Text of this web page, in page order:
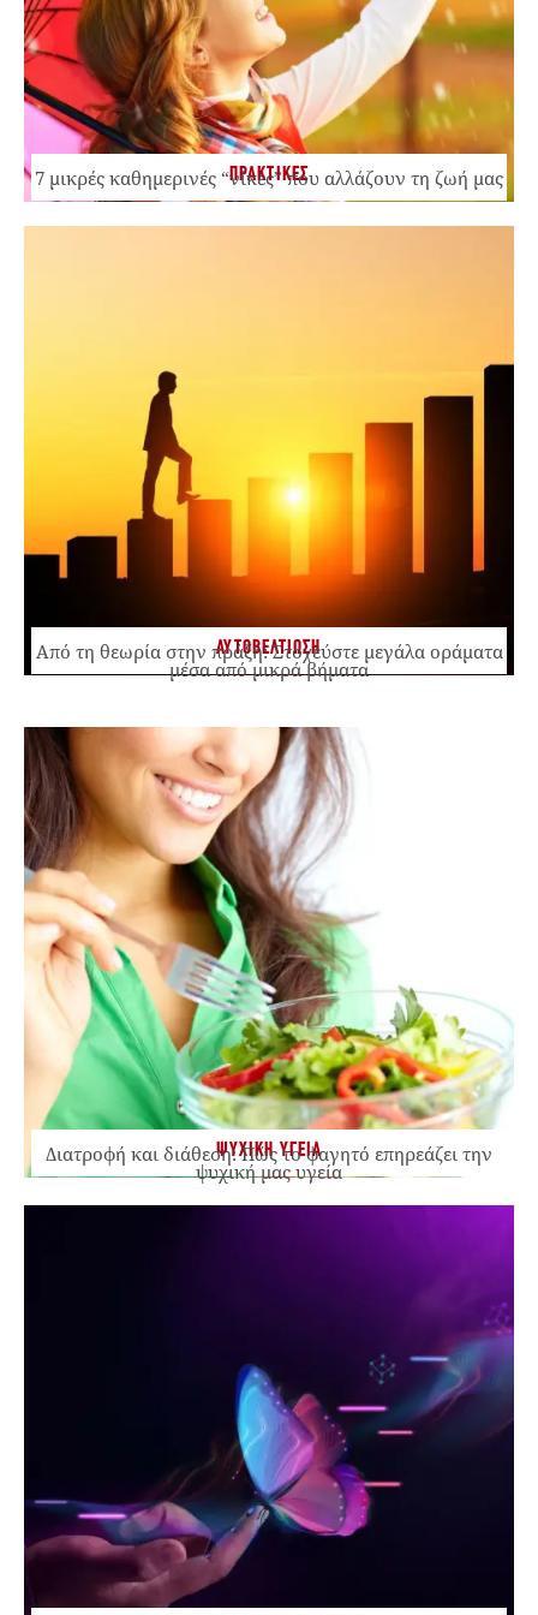
ΠΡΑΚΤΙΚΕΣ
7 μικρές καθημερινές “νίκες” που αλλάζουν τη ζωή μας
ΑΥΤΟΒΕΛΤΙΩΣΗ
Από τη θεωρία στην πράξη: Στοχεύστε μεγάλα οράματα
μέσα από μικρά βήματα
ΨΥΧΙΚΗ ΥΓΕΙΑ
Διατροφή και διάθεση: Πώς το φαγητό επηρεάζει την
ψυχική μας υγεία